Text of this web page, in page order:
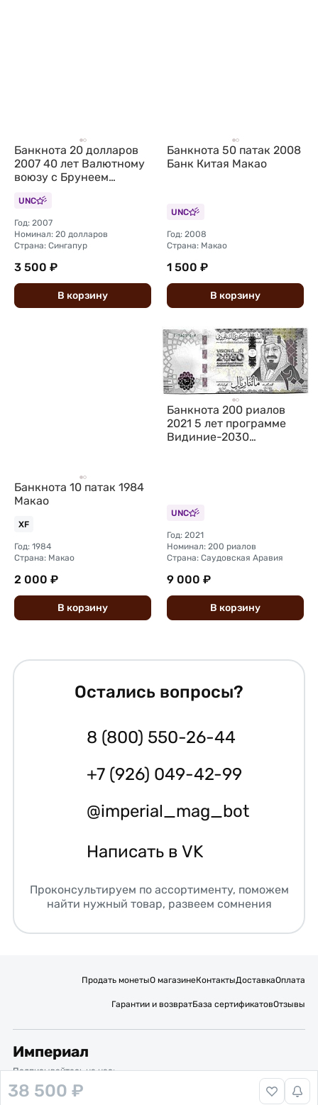
38 500 ₽
Банкнота 20 долларов
2007 40 лет Валютному
воюзу с Брунеем
UNC
Год: 2007
Номинал: 20 долларов
Страна: Сингапур
3 500 ₽
В корзину
Банкнота 50 патак 2008
Банк Китая Макао
UNC
Год: 2008
Страна: Макао
1 500 ₽
В корзину
Банкнота 10 патак 1984
Макао
XF
Год: 1984
Страна: Макао
2 000 ₽
В корзину
Банкнота 200 риалов
2021 5 лет программе
Видиние-2030
UNC
Год: 2021
Номинал: 200 риалов
Страна: Саудовская Аравия
9 000 ₽
В корзину
Остались вопросы?
8 (800) 550-26-44
+7 (926) 049-42-99
@imperial_mag_bot
Написать в VK
Проконсультируем по ассортименту, поможем
найти нужный товар, развеем сомнения
Продать монетыО магазинеКонтактыДоставкаОплата
Гарантии и возвратБаза сертификатовОтзывы
Империал
Подписывайтесь на нас:
Вакансии